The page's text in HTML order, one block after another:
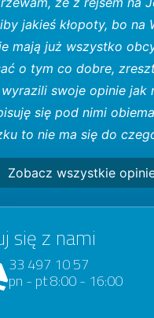
jakieś kłopoty, bo na
mają już wszystko
o tym co dobre,
swoje opinie jak
się pod nimi
to nie ma się do
Zobacz wszystkie
się z nami
33 497 10 57
pn - pt 8:00 - 16:00